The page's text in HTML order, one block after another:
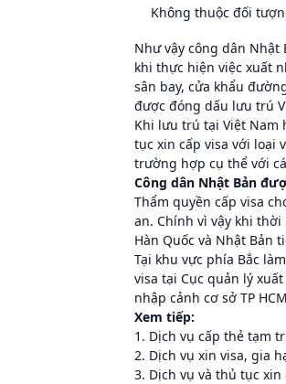
Không thuộc đối
Như vậy công dân
khi thực hiện việc xuất
sân bay, cửa khẩu
được đóng dấu lưu trú
Khi lưu trú tại Việt Nam
tục xin cấp visa với loại
trường hợp cụ thể với
Công dân Nhật Bản
Thẩm quyền cấp visa
an. Chính vì vậy khi
Hàn Quốc và Nhật Bản
Tại khu vực phía Bắc
visa tại Cục quản lý
nhập cảnh cơ sở TP HCM
Xem tiếp:
1. Dịch vụ cấp thẻ tạm
2. Dịch vụ xin visa, gia
3. Dịch vụ và thủ tục